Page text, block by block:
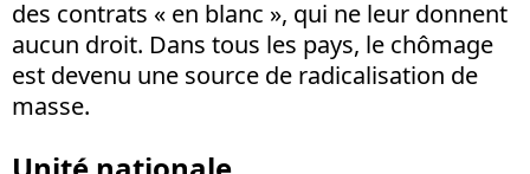
des contrats « en blanc », qui ne leur donnent
aucun droit. Dans tous les pays, le chômage
est devenu une source de radicalisation de
masse.